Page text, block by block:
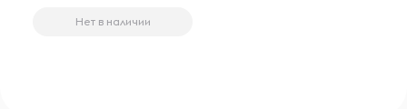
Нет в наличии